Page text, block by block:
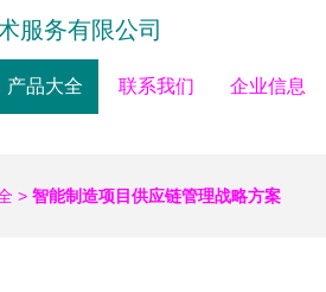
服务有限公司
产品大全 联系我们 企业信息
> 智能制造项目供应链管理战略方案